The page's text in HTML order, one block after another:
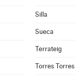
Silla
Sueca
Terrateig
Torres Torres